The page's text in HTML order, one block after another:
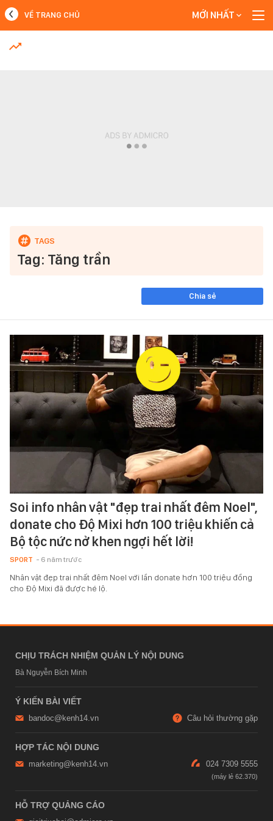
MỚI NHẤT
VỀ TRANG CHỦ MỚI NHẤT
Tag: Tăng trần
Chia sẻ
Soi info nhân vật "đẹp trai nhất đêm Noel",
donate cho Độ Mixi hơn 100 triệu khiến cả
Bộ tộc nức nở khen ngợi hết lời!
SPORT - 6 năm trước
Nhân vật đẹp trai nhất đêm Noel với lần donate hơn 100 triệu đồng
cho Độ Mixi đã được hé lộ.
CHỊU TRÁCH NHIỆM QUẢN LÝ NỘI DUNG
Bà Nguyễn Bích Minh
Ý KIẾN BÀI VIẾT
bandoc@kenh14.vn Câu hỏi thường gặp
HỢP TÁC NỘI DUNG
marketing@kenh14.vn 024 7309 5555
HỖ TRỢ QUẢNG CÁO